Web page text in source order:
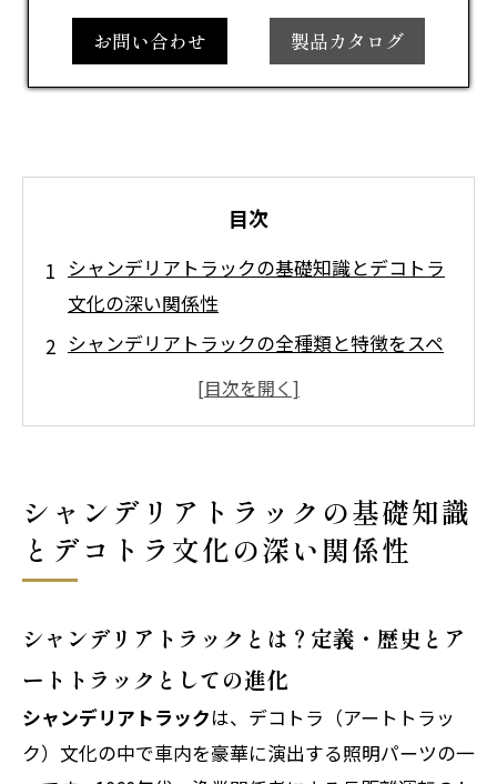
お問い合わせ 製品カタログ
目次
シャンデリアトラックの基礎知識とデコトラ
文化の深い関係性
シャンデリアトラックの全種類と特徴をスペ
ック比較で徹底解説
シャンデリア トラックの取り付け方法を初心
者向けステップバイステップで解説
会社概要
シャンデリアトラックの基礎知識
とデコトラ文化の深い関係性
シャンデリアトラックとは？定義・歴史とア
ートトラックとしての進化
シャンデリアトラックは、デコトラ（アートトラッ
ク）文化の中で車内を豪華に演出する照明パーツの一